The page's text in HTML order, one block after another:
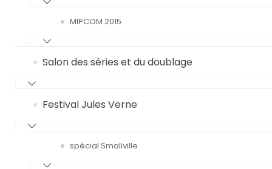
MIPCOM 2015
Salon des séries et du doublage
Festival Jules Verne
spécial Smallville